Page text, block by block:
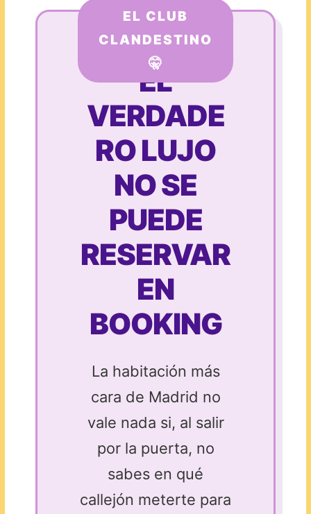
EL CLUB
CLANDESTINO
🤫
EL
VERDADE
RO LUJO
NO SE
PUEDE
RESERVAR
EN
BOOKING
La habitación más
cara de Madrid no
vale nada si, al salir
por la puerta, no
sabes en qué
callejón meterte para